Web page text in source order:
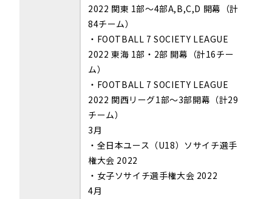
2022 関東 1部～4部A,B,C,D 開幕（計
84チーム）
・FOOTBALL 7 SOCIETY LEAGUE
2022 東海 1部・2部 開幕（計16チー
ム）
・ FOOTBALL 7 SOCIETY LEAGUE
2022 関西リーグ1部～3部開幕（計29
チーム）
3月
・全日本ユース（U18）ソサイチ選手
権大会 2022
・女子ソサイチ選手権大会 2022
4月